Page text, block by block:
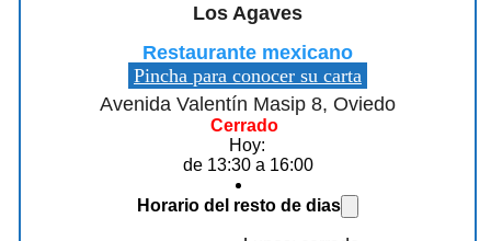
Los Agaves
Restaurante mexicano
Pincha para conocer su carta
Avenida Valentín Masip 8, Oviedo
Cerrado
Hoy:
de 13:30 a 16:00
Horario del resto de dias